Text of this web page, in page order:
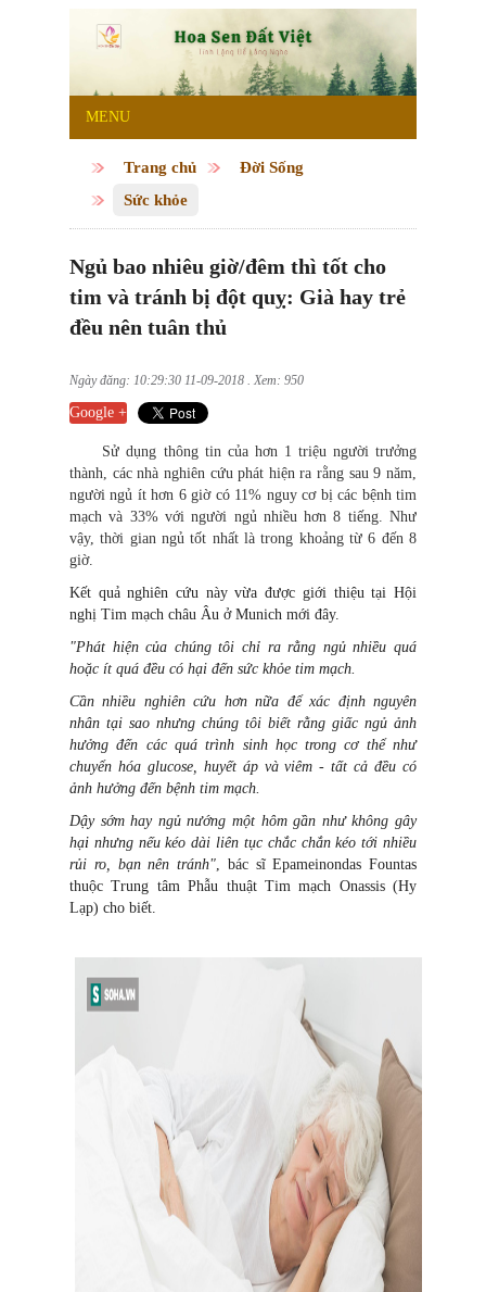
MENU
Trang chủ
Đời Sống
Sức khỏe
Ngủ bao nhiêu giờ/đêm thì tốt cho
tim và tránh bị đột quỵ: Già hay trẻ
đều nên tuân thủ
Ngày đăng: 10:29:30 11-09-2018 . Xem: 950
Google +
Sử dụng thông tin của hơn 1 triệu người trưởng
thành, các nhà nghiên cứu phát hiện ra rằng sau 9 năm,
người ngủ ít hơn 6 giờ có 11% nguy cơ bị các bệnh tim
mạch và 33% với người ngủ nhiều hơn 8 tiếng. Như
vậy, thời gian ngủ tốt nhất là trong khoảng từ 6 đến 8
giờ.
Kết quả nghiên cứu này vừa được giới thiệu tại Hội
nghị Tim mạch châu Âu ở Munich mới đây.
"Phát hiện của chúng tôi chỉ ra rằng ngủ nhiều quá
hoặc ít quá đều có hại đến sức khỏe tim mạch.
Cần nhiều nghiên cứu hơn nữa để xác định nguyên
nhân tại sao nhưng chúng tôi biết rằng giấc ngủ ảnh
hưởng đến các quá trình sinh học trong cơ thể như
chuyển hóa glucose, huyết áp và viêm - tất cả đều có
ảnh hưởng đến bệnh tim mạch.
Dậy sớm hay ngủ nướng một hôm gần như không gây
hại nhưng nếu kéo dài liên tục chắc chắn kéo tới nhiều
rủi ro, bạn nên tránh", bác sĩ Epameinondas Fountas
thuộc Trung tâm Phẫu thuật Tim mạch Onassis (Hy
Lạp) cho biết.